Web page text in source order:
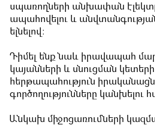
սպառողների անխափան
ապահովելու և
ելնելով:
Դիմել ենք նաև իրավապահ
կայանների և սնուցման
հերթապահություն
գործողությունները կանխելու
Անկախ միջոցառումների